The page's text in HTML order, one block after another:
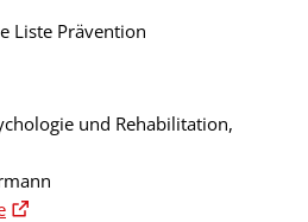
Liste Prävention
und Rehabilitation,